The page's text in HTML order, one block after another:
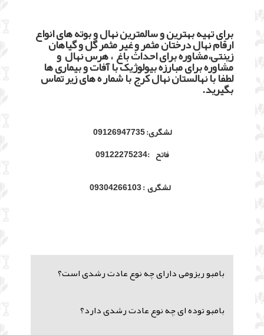
برای تهیه بهترین و سالمترین نهال و بوته های انواع
ارقام نهال درختان مثمر و غیر مثمر گل و گیاهان
زینتی،مشاوره برای احداث باغ ، هرس نهال و
مشاوره برای مبارزه بیولوژیک با آفات و بیماری ها
لطفا با نهالستان نهال کرج با شمار ه های زیر تماس
بگیرید.
لشگری: 09126947735
فاتح :09122275234
لشگری : 09304266103
بامبو ریزومی دارای چه نوع عادت رشدی است؟
بامبو توده ای چه نوع عادت رشدی دارد؟